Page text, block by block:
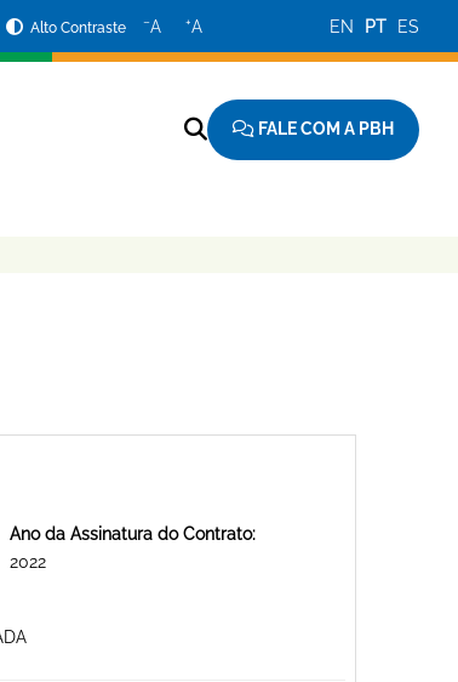
Alto Contraste −A +A EN PT ES
FALE COM A PBH
Ano da Assinatura do Contrato:
2022